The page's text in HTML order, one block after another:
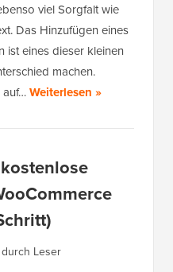
viel Sorgfalt wie
Das Hinzufügen eines
ist eines dieser kleinen
machen.
auf…Weiterlesen »
Leser